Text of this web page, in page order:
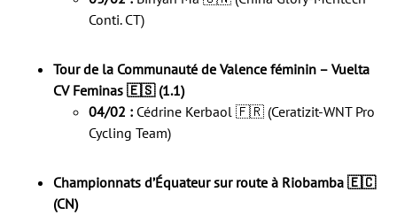
Conti. CT)
Tour de la Communauté de Valence féminin – Vuelta
CV Feminas 🇪🇸 (1.1)
04/02 : Cédrine Kerbaol 🇫🇷 (Ceratizit-WNT Pro
Cycling Team)
Championnats d’Équateur sur route à Riobamba 🇪🇨
(CN)